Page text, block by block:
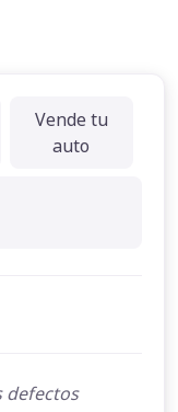
Vende tu
auto
defectos